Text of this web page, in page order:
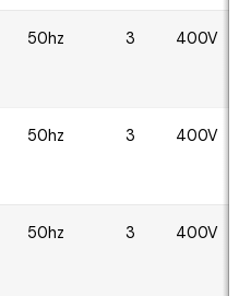
50hz 3 400V
50hz 3 400V
50hz 3 400V